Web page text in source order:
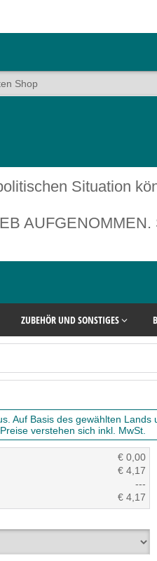
Situation
ZUBEHÖR UND SONSTIGES
Auf Basis des gewählten
verstehen sich inkl. MwSt.
€ 0,00
€ 4,17
---
€ 4,17